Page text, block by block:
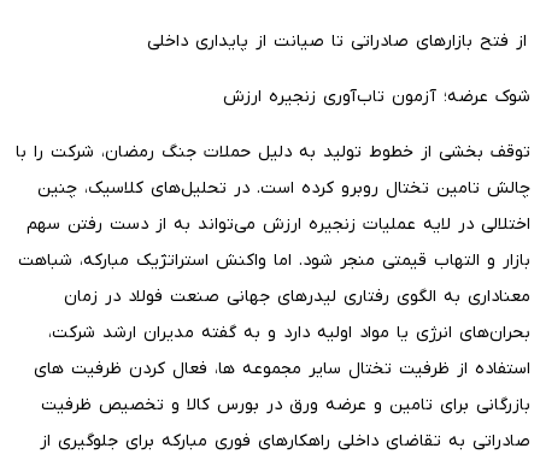
از فتح بازارهای صادراتی تا صیانت از پایداری داخلی
شوک عرضه؛ آزمون تاب‌آوری زنجیره ارزش
توقف بخشی از خطوط تولید به دلیل حملات جنگ رمضان، شرکت را با
چالش تامین تختال روبرو کرده است. در تحلیل‌های کلاسیک، چنین
اختلالی در لایه عملیات زنجیره ارزش می‌تواند به از دست رفتن سهم
بازار و التهاب قیمتی منجر شود. اما واکنش استراتژیک مبارکه، شباهت
معناداری به الگوی رفتاری لیدرهای جهانی صنعت فولاد در زمان
بحران‌های انرژی یا مواد اولیه دارد و به گفته مدیران ارشد شرکت،
استفاده از ظرفیت تختال سایر مجموعه ها، فعال کردن ظرفیت های
بازرگانی برای تامین و عرضه ورق در بورس کالا و تخصیص ظرفیت
صادراتی به تقاضای داخلی راهکارهای فوری مبارکه برای جلوگیری از